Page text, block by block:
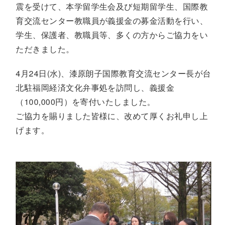
震を受けて、本学留学生会及び短期留学生、国際教
育交流センター教職員が義援金の募金活動を行い、
学生、保護者、教職員等、多くの方からご協力をい
ただきました。
4月24日(水)、漆原朗子国際教育交流センター長が台
北駐福岡経済文化弁事処を訪問し、義援金
（100,000円）を寄付いたしました。
ご協力を賜りました皆様に、改めて厚くお礼申し上
げます。